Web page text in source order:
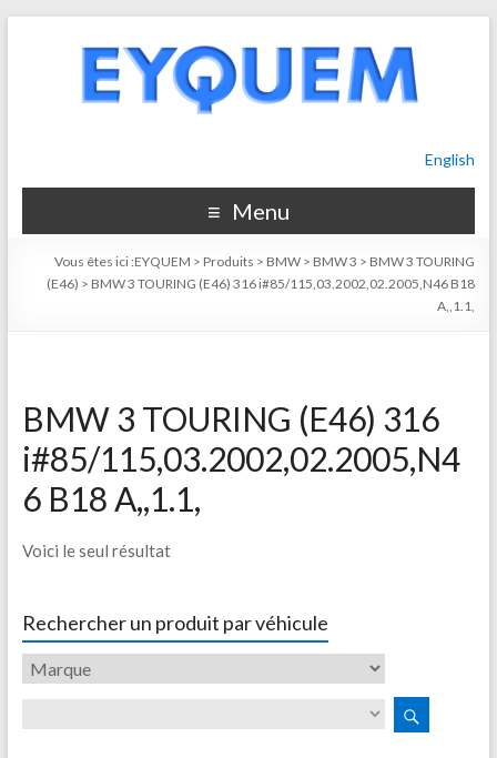
English
Menu
Vous êtes ici :EYQUEM > Produits > BMW > BMW 3 > BMW 3 TOURING
(E46) > BMW 3 TOURING (E46) 316 i#85/115,03.2002,02.2005,N46 B18
A,,1.1,
BMW 3 TOURING (E46) 316
i#85/115,03.2002,02.2005,N4
6 B18 A,,1.1,
Voici le seul résultat
Rechercher un produit par véhicule